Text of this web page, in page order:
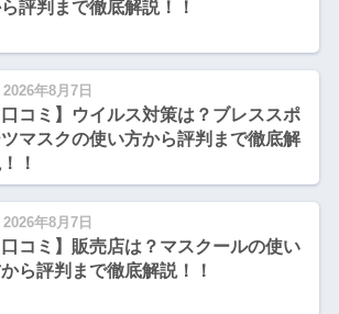
評判まで徹底解説！！
2026年8月7日
口コミ】ウイルス対策は？ブレススポ
マスクの使い方から評判まで徹底解
！
2026年8月7日
口コミ】販売店は？マスクールの使い
ら評判まで徹底解説！！